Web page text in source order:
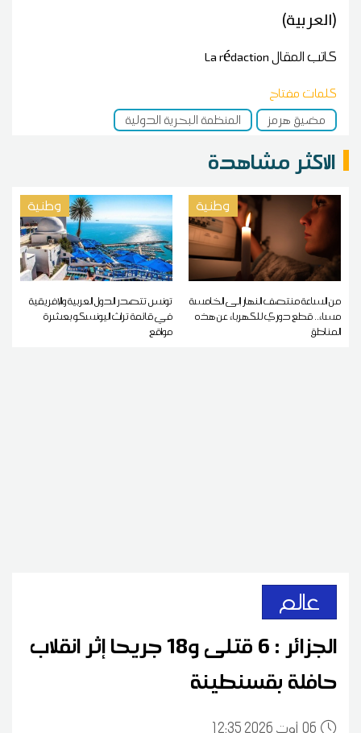
(العربية)
كاتب المقالLa rédaction
كلمات مفتاح
مضيق هرمز
المنظمة البحرية الدولية
الاكثر مشاهدة
وطنية
من الساعة منتصف النهار إلى الخامسة
مساء.. قطع دوري للكهرباء عن هذه
المناطق
وطنية
تونس تتصدر الدول العربية والإفريقية
في قائمة تراث اليونسكو بعشرة
مواقع
عالم
الجزائر : 6 قتلى و18 جريحا إثر انقلاب
حافلة بقسنطينة
0612:35 2026 أوت